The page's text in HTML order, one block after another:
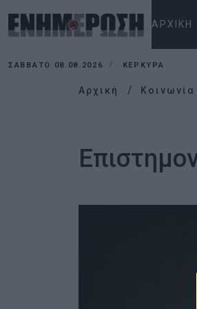
ΑΡΧΙΚΉ
ΣΆΒΒΑΤΟ 08.08.2026 ΚΕΡΚΥΡΑ
Αρχική Κοινωνία